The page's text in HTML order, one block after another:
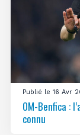
Publié le 16 Avr
OM-Benfica :
connu